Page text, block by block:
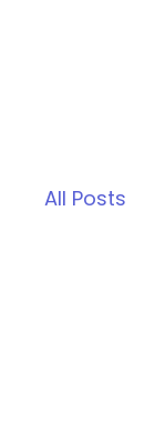
All Posts